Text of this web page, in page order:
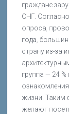
граждане
СНГ.
опроса,
года,
страну из-за
группа — 24
жизни. Таким
желают